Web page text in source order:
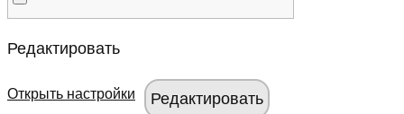
Редактировать
Открыть настройки